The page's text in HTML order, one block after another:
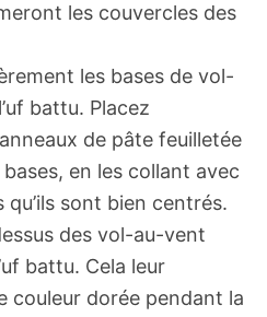
les couvercles des
les bases de vol-
battu. Placez
de pâte feuilletée
en les collant avec
qu’ils sont bien centrés.
des vol-au-vent
battu. Cela leur
couleur dorée pendant la